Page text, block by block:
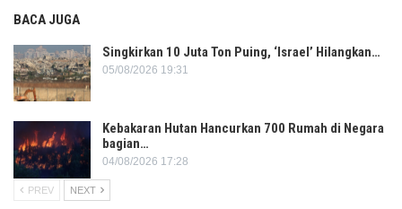
BACA JUGA
Singkirkan 10 Juta Ton Puing, ‘Israel’ Hilangkan…
05/08/2026 19:31
Kebakaran Hutan Hancurkan 700 Rumah di Negara
bagian…
04/08/2026 17:28
PREV NEXT